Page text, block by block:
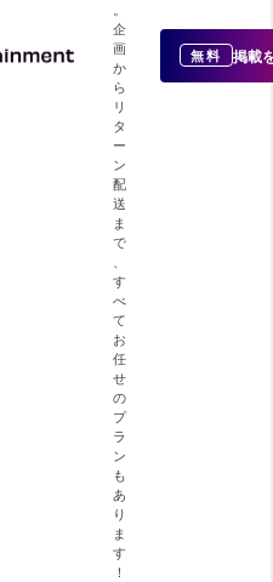
企
画
か
ら
リ
タ
ー
ン
配
送
ま
で
す
べ
て
お
任
せ
の
プ
ラ
ン
も
あ
り
ま
す
！
無料 掲載